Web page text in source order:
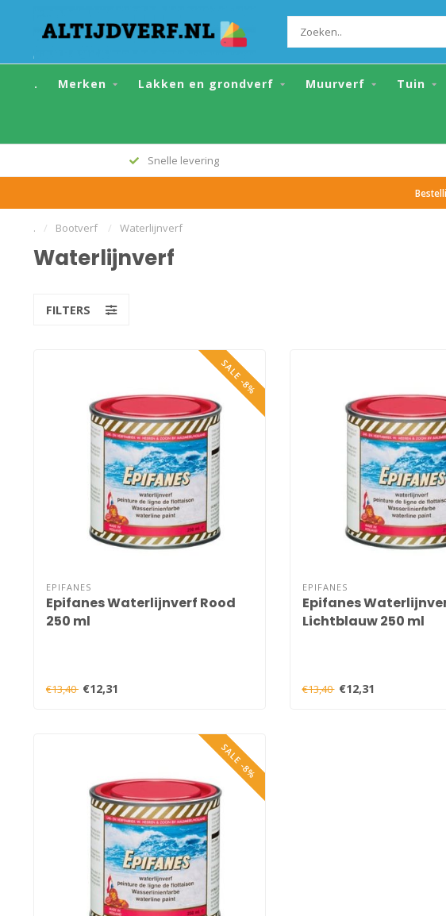
. Merken Lakken en grondverf Muurverf Tuin
Snelle levering
. / Bootverf / Waterlijnverf
Waterlijnverf
FILTERS
SALE -8%
EPIFANES
Epifanes Waterlijnverf Rood
250 ml
€13,40 €12,31
EPIFANES
Epifanes
Lichtblauw 250 ml
€13,40 €12,31
SALE -8%